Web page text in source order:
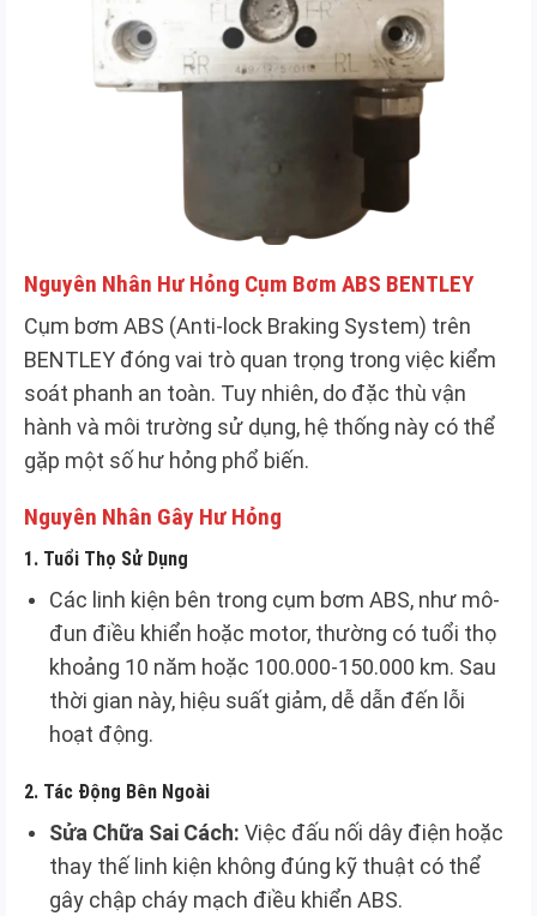
Nguyên Nhân Hư Hỏng Cụm Bơm ABS BENTLEY
Cụm bơm ABS (Anti-lock Braking System) trên
BENTLEY đóng vai trò quan trọng trong việc kiểm
soát phanh an toàn. Tuy nhiên, do đặc thù vận
hành và môi trường sử dụng, hệ thống này có thể
gặp một số hư hỏng phổ biến.
Nguyên Nhân Gây Hư Hỏng
1. Tuổi Thọ Sử Dụng
Các linh kiện bên trong cụm bơm ABS, như mô-
đun điều khiển hoặc motor, thường có tuổi thọ
khoảng 10 năm hoặc 100.000-150.000 km. Sau
thời gian này, hiệu suất giảm, dễ dẫn đến lỗi
hoạt động.
2. Tác Động Bên Ngoài
Sửa Chữa Sai Cách: Việc đấu nối dây điện hoặc
thay thế linh kiện không đúng kỹ thuật có thể
gây chập cháy mạch điều khiển ABS.